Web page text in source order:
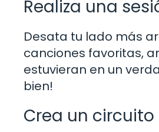
Realiza una
Desata tu lado más
canciones favoritas,
estuvieran en un
bien!
Crea un